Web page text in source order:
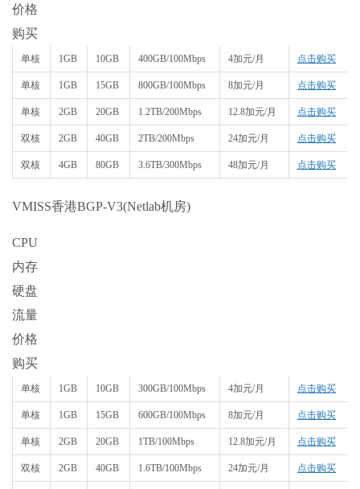
价格
购买
单核 1GB 10GB 400GB/100Mbps 4加元/月 点击购买
单核 1GB 15GB 800GB/100Mbps 8加元/月 点击购买
单核 2GB 20GB 1.2TB/200Mbps 12.8加元/月 点击购买
双核 2GB 40GB 2TB/200Mbps 24加元/月 点击购买
双核 4GB 80GB 3.6TB/300Mbps 48加元/月 点击购买
VMISS香港BGP-V3(Netlab机房)
CPU
内存
硬盘
流量
价格
购买
单核 1GB 10GB 300GB/100Mbps 4加元/月 点击购买
单核 1GB 15GB 600GB/100Mbps 8加元/月 点击购买
单核 2GB 20GB 1TB/100Mbps 12.8加元/月 点击购买
双核 2GB 40GB 1.6TB/100Mbps 24加元/月 点击购买